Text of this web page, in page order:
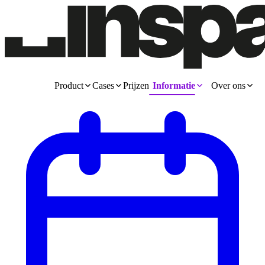
Product Cases Prijzen Informatie Over ons